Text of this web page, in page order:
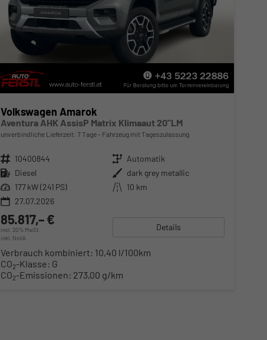
Volkswagen Amarok
Aventura AHK AssisP Matrix Klimaaut 20"LM
unverbindliche Lieferzeit: 7 Tage Fahrzeug mit Tageszulassung
Fahrzeugnr. 10400844 Getriebe Automatik
Kraftstoff Diesel Außenfarbe dark grey metallic
Leistung 177 kW (241 PS) Kilometerstand 10 km
27.07.2026
85.817,– €
incl. 20% MwSt.
inkl. NoVA
Details
Verbrauch kombiniert: 10,40 l/100km
CO2-Klasse: G
CO2-Emissionen: 273,00 g/km